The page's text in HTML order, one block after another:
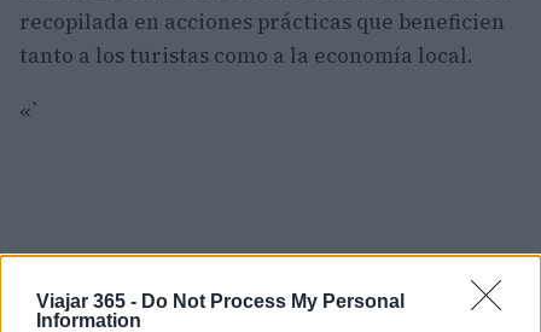
Viajar 365 - Do Not Process My Personal
Information
recopilada en acciones prácticas que beneficien
tanto a los turistas como a la economía local.
«`